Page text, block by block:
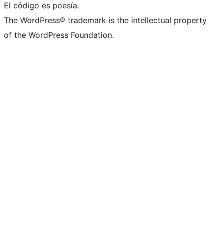
El código es poesía.
The WordPress® trademark is the intellectual property
of the WordPress Foundation.